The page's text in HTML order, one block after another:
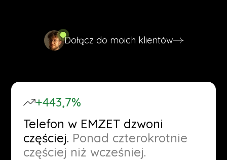
Dołącz do moich klientów
+443,7%
Telefon w EMZET dzwoni
częściej. Ponad czterokrotnie
częściej niż wcześniej.